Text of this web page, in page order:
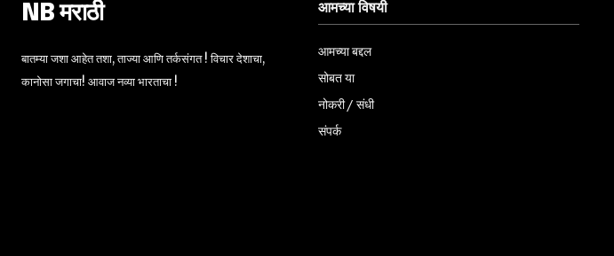
NB मराठी
बातम्या जशा आहेत तशा, ताज्या आणि तर्कसंगत ! विचार देशाचा,
कानोसा जगाचा! आवाज नव्या भारताचा !
आमच्या विषयी
आमच्या बद्दल
सोबत या
नोकरी / संधी
संपर्क